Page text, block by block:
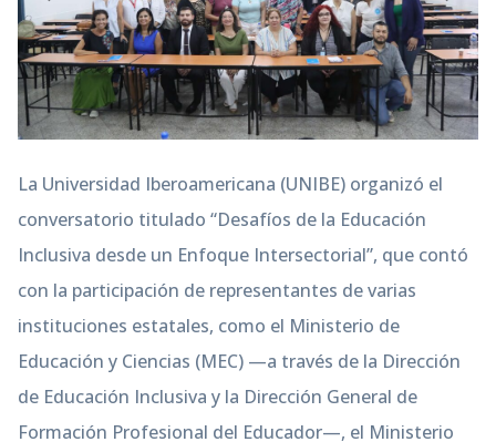
La Universidad Iberoamericana (UNIBE) organizó el
conversatorio titulado “Desafíos de la Educación
Inclusiva desde un Enfoque Intersectorial”, que contó
con la participación de representantes de varias
instituciones estatales, como el Ministerio de
Educación y Ciencias (MEC) —a través de la Dirección
de Educación Inclusiva y la Dirección General de
Formación Profesional del Educador—, el Ministerio